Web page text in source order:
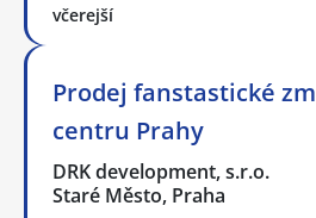
včerejší
Prodej fanstastické
centru Prahy
DRK development, s.r.o.
Staré Město, Praha